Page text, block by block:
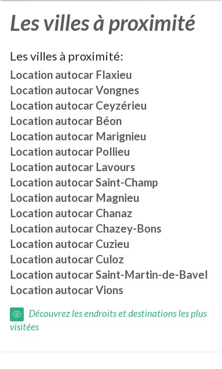
Les villes à proximité
Les villes à proximité:
Location autocar Flaxieu
Location autocarVongnes
Location autocarCeyzérieu
Location autocar Béon
Location autocar Marignieu
Location autocar Pollieu
Location autocar Lavours
Location autocarSaint-Champ
Location autocar Magnieu
Location autocarChanaz
Location autocarChazey-Bons
Location autocarCuzieu
Location autocarCuloz
Location autocarSaint-Martin-de-Bavel
Location autocarVions
Découvrez les endroits et destinations les plus
visitées